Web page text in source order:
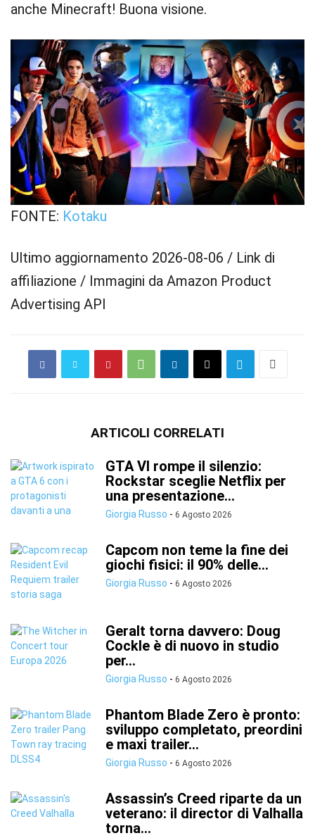
anche Minecraft! Buona visione.
FONTE: Kotaku
Ultimo aggiornamento 2026-08-06 / Link di
affiliazione / Immagini da Amazon Product
Advertising API
ARTICOLI CORRELATI
GTA VI rompe il silenzio:
Rockstar sceglie Netflix per
una presentazione...
Giorgia Russo - 6 Agosto 2026
Capcom non teme la fine dei
giochi fisici: il 90% delle...
Giorgia Russo - 6 Agosto 2026
Geralt torna davvero: Doug
Cockle è di nuovo in studio
per...
Giorgia Russo - 6 Agosto 2026
Phantom Blade Zero è pronto:
sviluppo completato, preordini
e maxi trailer...
Giorgia Russo - 6 Agosto 2026
Assassin’s Creed riparte da un
veterano: il director di Valhalla
torna...